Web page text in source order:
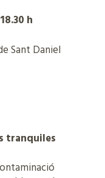
h
Sant Daniel
tranquiles